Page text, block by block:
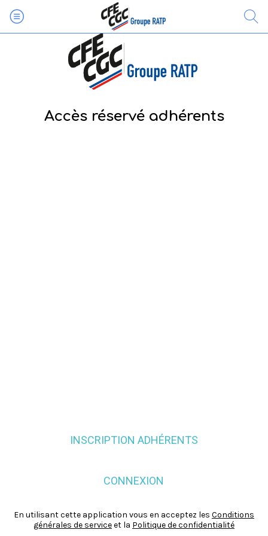
Accès réservé adhérents
INSCRIPTION ADHÉRENTS
CONNEXION
En utilisant cette application vous en acceptez les Conditions
générales de serviceet la Politique de confidentialité